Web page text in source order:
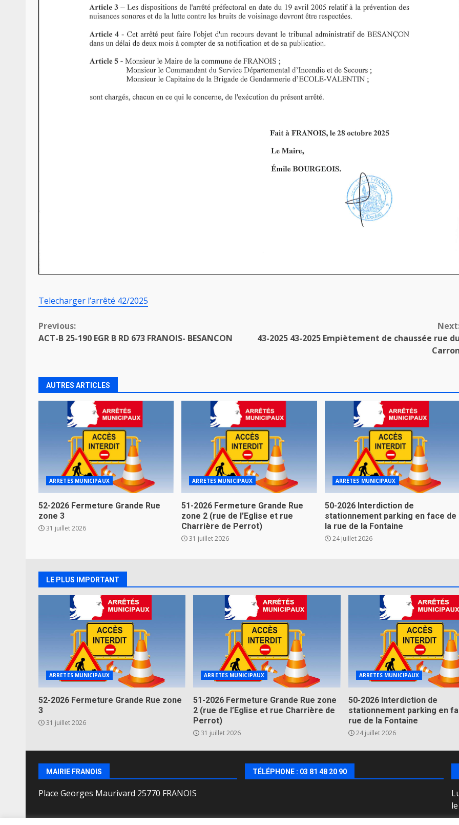
Telecharger l’arrêté 42/2025
Continue
Previous:
ACT-B 25-190 EGR B RD 673 FRANOIS- BESANCON
43-2025 43-2025 Empiètement de chaussée rue du
Carron
AUTRES ARTICLES
ARRETES MUNICIPAUX
52-2026 Fermeture Grande Rue
zone 3
31 juillet 2026
ARRETES MUNICIPAUX
51-2026 Fermeture Grande Rue
zone 2 (rue de l’Eglise et rue
Charrière de Perrot)
31 juillet 2026
ARRETES MUNICIPAUX
50-2026 Interdiction de
stationnement parking en face de
la rue de la Fontaine
24 juillet 2026
LE PLUS IMPORTANT
ARRETES MUNICIPAUX
52-2026 Fermeture Grande Rue zone
3
31 juillet 2026
ARRETES MUNICIPAUX
51-2026 Fermeture Grande Rue zone
2 (rue de l’Eglise et rue Charrière de
Perrot)
31 juillet 2026
ARRETES MUNICIPAUX
50-2026 Interdiction de
stationnement parking en
rue de la Fontaine
24 juillet 2026
MAIRIE FRANOIS
Place Georges Maurivard 25770 FRANOIS
TÉLÉPHONE : 03 81 48 20 90